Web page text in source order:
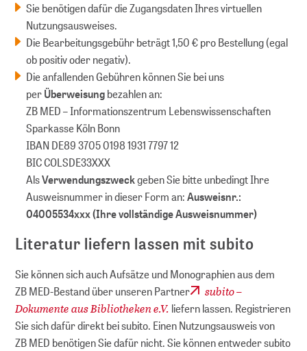
Sie benötigen dafür die Zugangsdaten Ihres virtuellen
Nutzungsausweises.
Die Bearbeitungsgebühr beträgt 1,50 € pro Bestellung (egal
ob positiv oder negativ).
Die anfallenden Gebühren können Sie bei uns
perÜberweisungbezahlen an:
ZB MED – Infor­mations­zentrum Lebens­wissen­schaften
Sparkasse Köln Bonn
IBAN DE89 3705 0198 1931 7797 12
BIC COLSDE33XXX
AlsVerwendungszweckgeben Sie bitte unbedingt Ihre
Ausweisnummer in dieser Form an:Ausweisnr.:
04005534xxx (Ihre vollständige Ausweisnummer)
Literatur liefern lassen mit subito
Sie können sich auch Aufsätze und Monographien aus dem
ZB MED-Bestand über unseren Partner
subito –
Dokumente aus Bibliotheken e.V. liefern lassen. Registrieren
Sie sich dafür direkt bei subito. Einen Nutzungsausweis von
ZB MED benötigen Sie dafür nicht. Sie können entweder subito